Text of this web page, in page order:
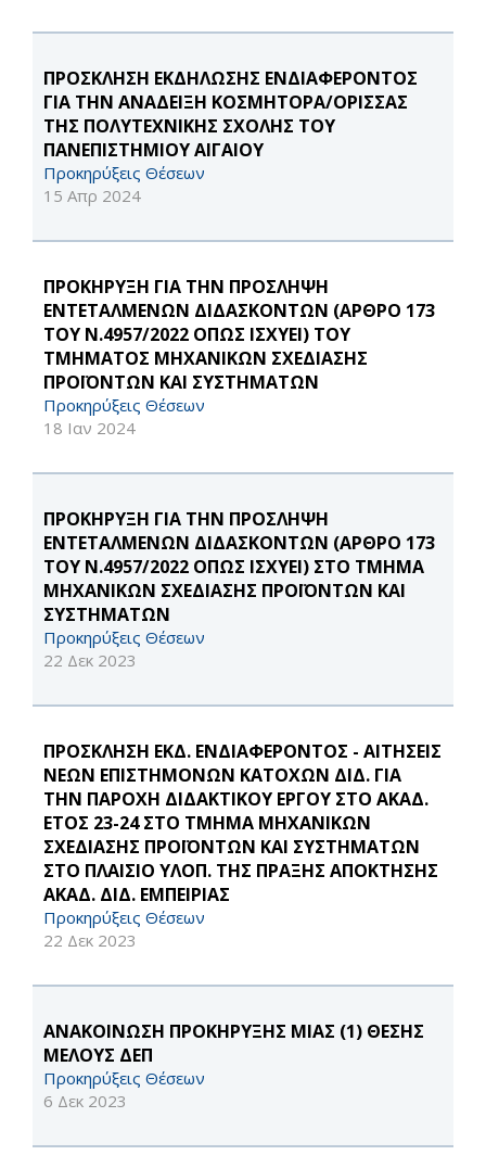
ΠΡΟΣΚΛΗΣΗ ΕΚΔΗΛΩΣΗΣ ΕΝΔΙΑΦΕΡΟΝΤΟΣ
ΓΙΑ ΤΗΝ ΑΝΑΔΕΙΞΗ ΚΟΣΜΗΤΟΡΑ/ΟΡΙΣΣΑΣ
ΤΗΣ ΠΟΛΥΤΕΧΝΙΚΗΣ ΣΧΟΛΗΣ ΤΟΥ
ΠΑΝΕΠΙΣΤΗΜΙΟΥ ΑΙΓΑΙΟΥ
Προκηρύξεις Θέσεων
15 Απρ 2024
ΠΡΟΚΗΡΥΞΗ ΓΙΑ ΤΗΝ ΠΡΟΣΛΗΨΗ
ΕΝΤΕΤΑΛΜΕΝΩΝ ΔΙΔΑΣΚΟΝΤΩΝ (ΑΡΘΡΟ 173
ΤΟΥ Ν.4957/2022 ΟΠΩΣ ΙΣΧΥΕΙ) ΤΟΥ
ΤΜΗΜΑΤΟΣ ΜΗΧΑΝΙΚΩΝ ΣΧΕΔΙΑΣΗΣ
ΠΡΟΪΟΝΤΩΝ ΚΑΙ ΣΥΣΤΗΜΑΤΩΝ
Προκηρύξεις Θέσεων
18 Ιαν 2024
ΠΡΟΚΗΡΥΞΗ ΓΙΑ ΤΗΝ ΠΡΟΣΛΗΨΗ
ΕΝΤΕΤΑΛΜΕΝΩΝ ΔΙΔΑΣΚΟΝΤΩΝ (ΑΡΘΡΟ 173
ΤΟΥ Ν.4957/2022 ΟΠΩΣ ΙΣΧΥΕΙ) ΣΤΟ ΤΜΗΜΑ
ΜΗΧΑΝΙΚΩΝ ΣΧΕΔΙΑΣΗΣ ΠΡΟΪΟΝΤΩΝ ΚΑΙ
ΣΥΣΤΗΜΑΤΩΝ
Προκηρύξεις Θέσεων
22 Δεκ 2023
ΠΡΟΣΚΛΗΣΗ ΕΚΔ. ΕΝΔΙΑΦΕΡΟΝΤΟΣ - ΑΙΤΗΣΕΙΣ
ΝΕΩΝ ΕΠΙΣΤΗΜΟΝΩΝ ΚΑΤΟΧΩΝ ΔΙΔ. ΓΙΑ
ΤΗΝ ΠΑΡΟΧΗ ΔΙΔΑΚΤΙΚΟΥ ΕΡΓΟΥ ΣΤΟ ΑΚΑΔ.
ΕΤΟΣ 23-24 ΣΤΟ ΤΜΗΜΑ ΜΗΧΑΝΙΚΩΝ
ΣΧΕΔΙΑΣΗΣ ΠΡΟΪΟΝΤΩΝ ΚΑΙ ΣΥΣΤΗΜΑΤΩΝ
ΣΤΟ ΠΛΑΙΣΙΟ ΥΛΟΠ. ΤΗΣ ΠΡΑΞΗΣ ΑΠΟΚΤΗΣΗΣ
ΑΚΑΔ. ΔΙΔ. ΕΜΠΕΙΡΙΑΣ
Προκηρύξεις Θέσεων
22 Δεκ 2023
ΑΝΑΚΟΙΝΩΣΗ ΠΡΟΚΗΡΥΞΗΣ ΜΙΑΣ (1) ΘΕΣΗΣ
ΜΕΛΟΥΣ ΔΕΠ
Προκηρύξεις Θέσεων
6 Δεκ 2023